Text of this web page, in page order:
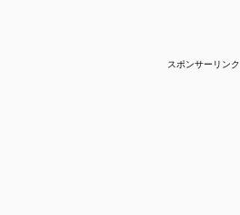
スポンサーリンク